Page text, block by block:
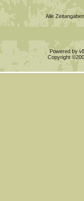
Alle
Powered by
Copyright